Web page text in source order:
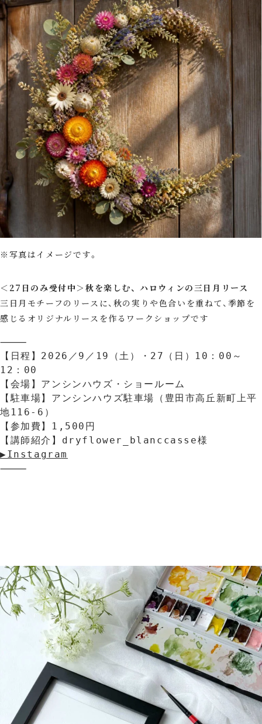
※写真はイメージです。
＜27日のみ受付中＞秋を楽しむ、 ハロウィンの三日月リース
三日月モチーフのリースに、秋の実りや色合いを重ねて、季節を
感じるオリジナルリースを作るワークショップです
⸻
【日程】2026／9／19（土）・27（日）10：00～
12：00
【会場】アンシンハウズ・ショールーム
【駐車場】アンシンハウズ駐車場（豊田市高丘新町上平
地116-6）
【参加費】1,500円
【講師紹介】dryflower_blanccasse様
▶Ins t agram
⸻